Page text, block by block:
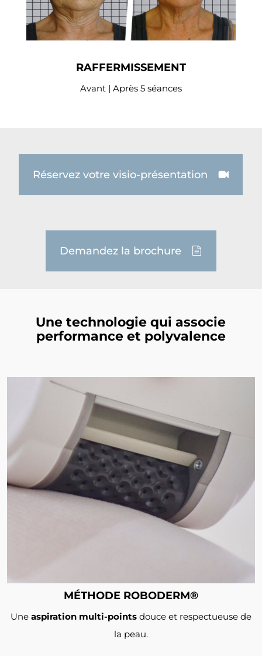
RAFFERMISSEMENT
Avant | Après 5 séances
Réservez votre visio-présentation
Demandez la brochure
Une technologie qui associe
performance et polyvalence
MÉTHODE ROBODERM®
Une aspiration multi-pointsdouce et respectueuse de
la peau.